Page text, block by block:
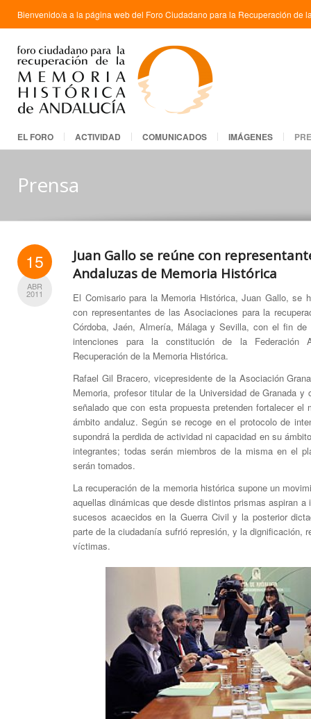
Bienvenido/a a la página web del Foro Ciudadano para la Recuperación de
EL FORO ACTIVIDAD COMUNICADOS IMÁGENES
Prensa
15
ABR
2011
Juan Gallo se reúne con
Andaluzas de Memoria Histórica
El Comisario para la Memoria Histórica, Juan Gallo, se
con representantes de las Asociaciones para la
Córdoba, Jaén, Almería, Málaga y Sevilla, con el fin
intenciones para la constitución de la Federación
Recuperación de la Memoria Histórica.
Rafael Gil Bracero, vicepresidente de la Asociación
Memoria, profesor titular de la Universidad de Granada
señalado que con esta propuesta pretenden fortalecer
ámbito andaluz. Según se recoge en el protocolo de
supondrá la perdida de actividad ni capacidad en su
integrantes; todas serán miembros de la misma en el
serán tomados.
La recuperación de la memoria histórica supone un
aquellas dinámicas que desde distintos prismas aspiran
sucesos acaecidos en la Guerra Civil y la posterior
parte de la ciudadanía sufrió represión, y la dignificación,
víctimas.